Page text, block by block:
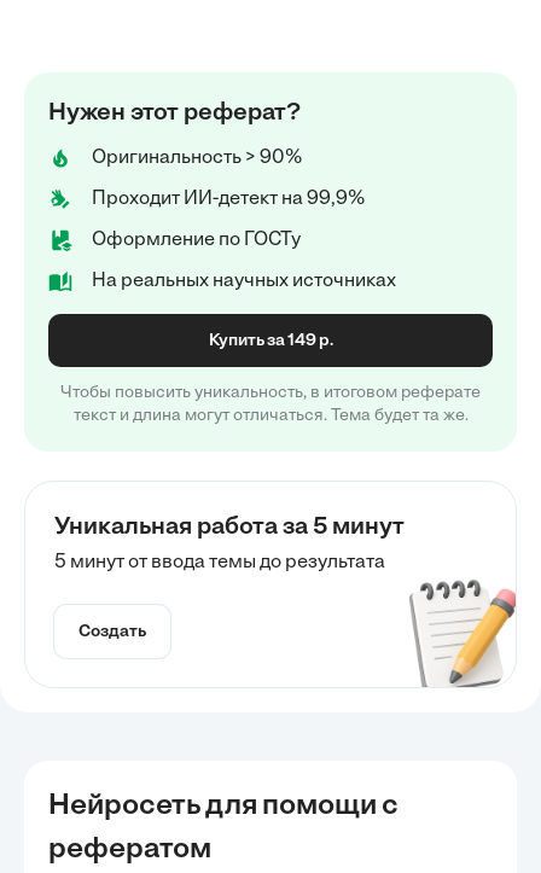
Нужен этот реферат?
Оригинальность > 90%
Проходит ИИ-детект на 99,9%
Оформление по ГОСТу
На реальных научных источниках
Купить за 149 р.
Чтобы повысить уникальность, в итоговом реферате
текст и длина могут отличаться. Тема будет та же.
Уникальная работа за 5 минут
5 минут от ввода темы до результата
Создать
Нейросеть для помощи с
рефератом